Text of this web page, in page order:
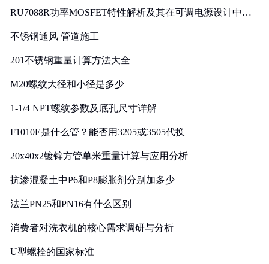
RU7088R功率MOSFET特性解析及其在可调电源设计中的
不锈钢通风 管道施工
201不锈钢重量计算方法大全
M20螺纹大径和小径是多少
1-1/4 NPT螺纹参数及底孔尺寸详解
F1010E是什么管？能否用3205或3505代换
20x40x2镀锌方管单米重量计算与应用分析
抗渗混凝土中P6和P8膨胀剂分别加多少
法兰PN25和PN16有什么区别
消费者对洗衣机的核心需求调研与分析
U型螺栓的国家标准